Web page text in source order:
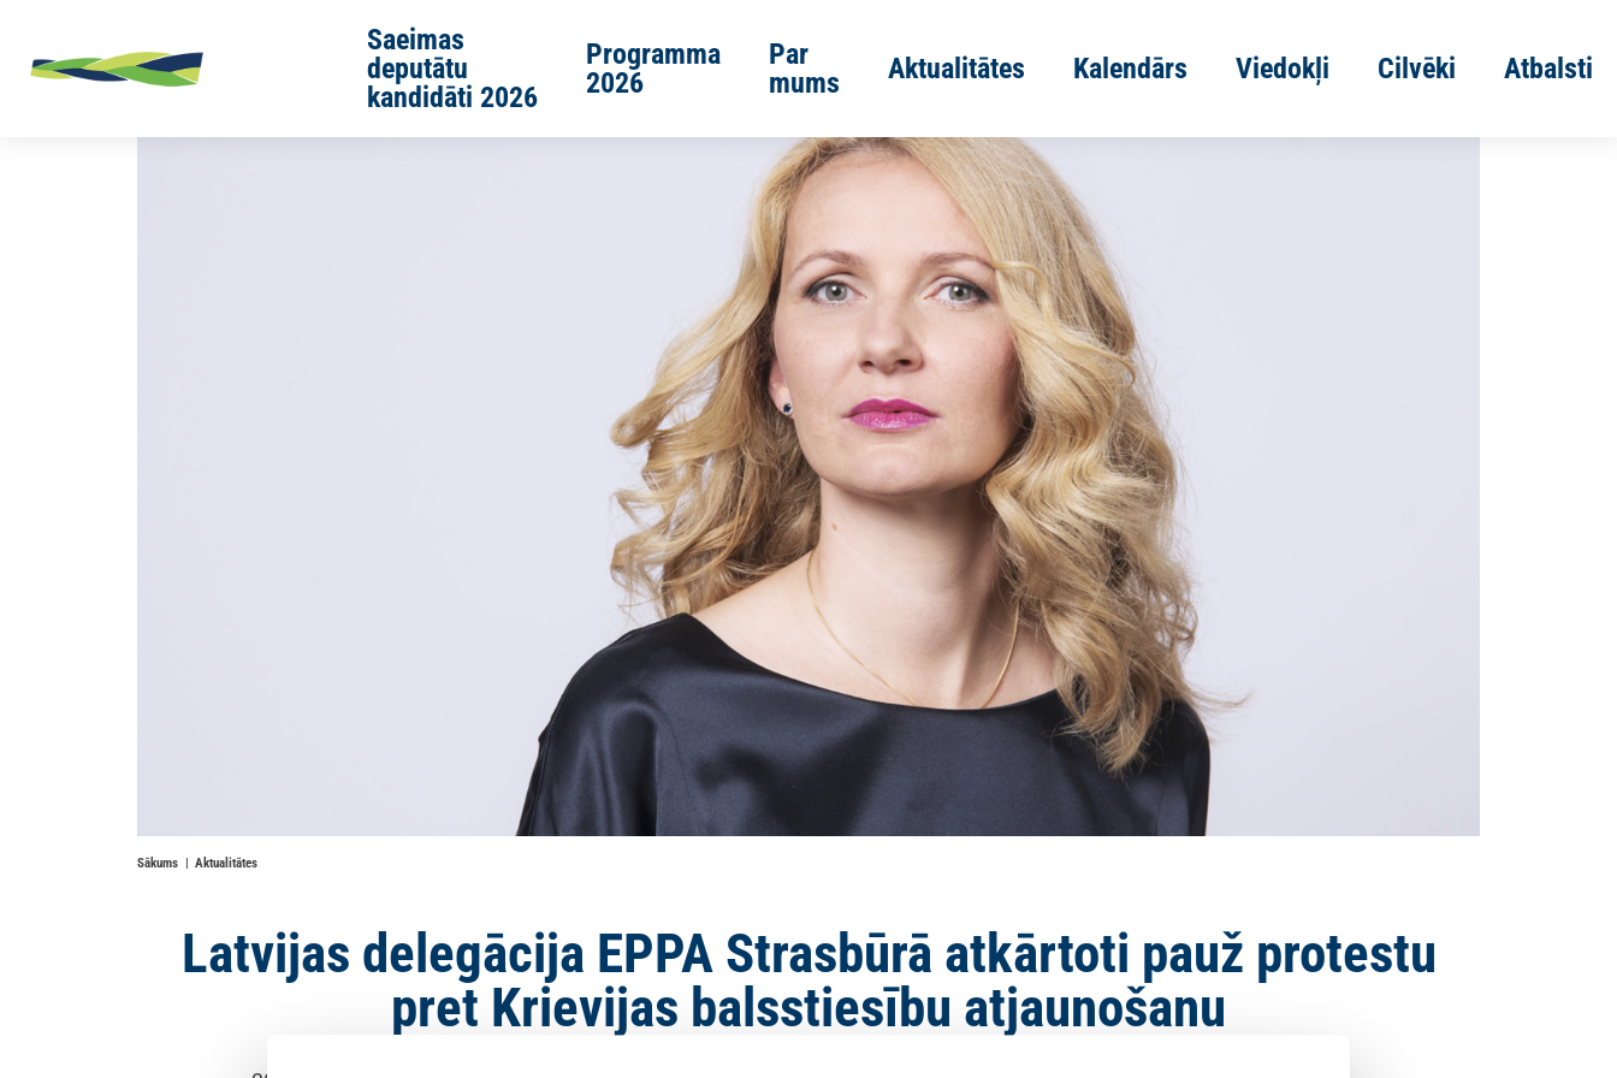
Saeimas
deputātu
kandidāti 2026
Programma
2026
Par
mums
Aktualitātes Kalendārs Viedokļi Cilvēki Atbalsti
Sākums Aktualitātes
Latvijas delegācija EPPA Strasbūrā atkārtoti pauž protestu
pret Krievijas balsstiesību atjaunošanu